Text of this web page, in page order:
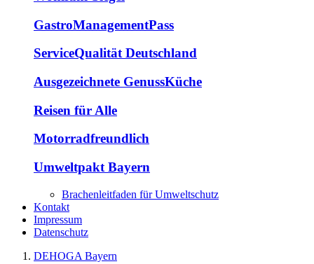
GastroManagementPass
ServiceQualität Deutschland
Ausgezeichnete GenussKüche
Reisen für Alle
Motorradfreundlich
Umweltpakt Bayern
Brachenleitfaden für Umweltschutz
Kontakt
Impressum
Datenschutz
DEHOGA Bayern